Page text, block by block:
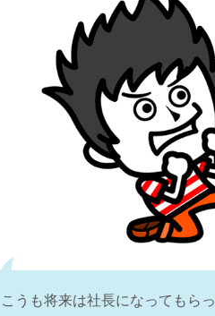
こうも将来は社長になってもら